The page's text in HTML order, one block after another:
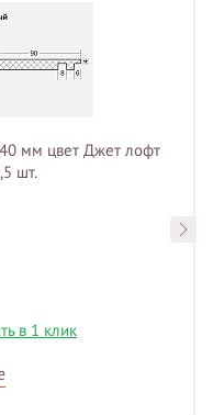
мм цвет Джет лофт
шт.
в 1 клик